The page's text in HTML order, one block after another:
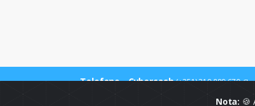
Telefone - Cybercash (+351) 210 889 670
Nota: 🍪